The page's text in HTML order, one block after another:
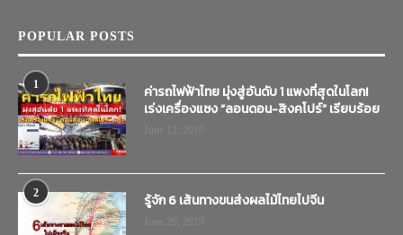
POPULAR POSTS
1
ค่ารถไฟฟ้าไทย มุ่งสู่อันดับ 1 แพงที่สุดในโลก!
เร่งเครื่องแซง “ลอนดอน-สิงคโปร์” เรียบร้อย
2 รู้จัก 6 เส้นทางขนส่งผลไม้ไทยไปจีน